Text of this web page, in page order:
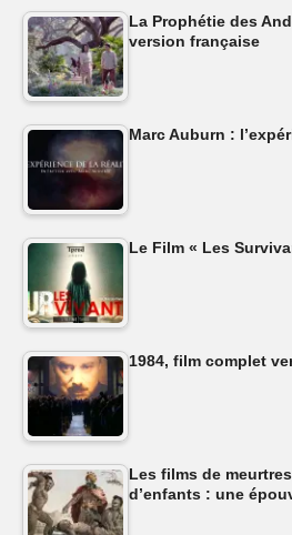
La Prophétie des
version française
Marc Auburn :
Le Film « Les
1984, film complet
Les films de
d’enfants : une